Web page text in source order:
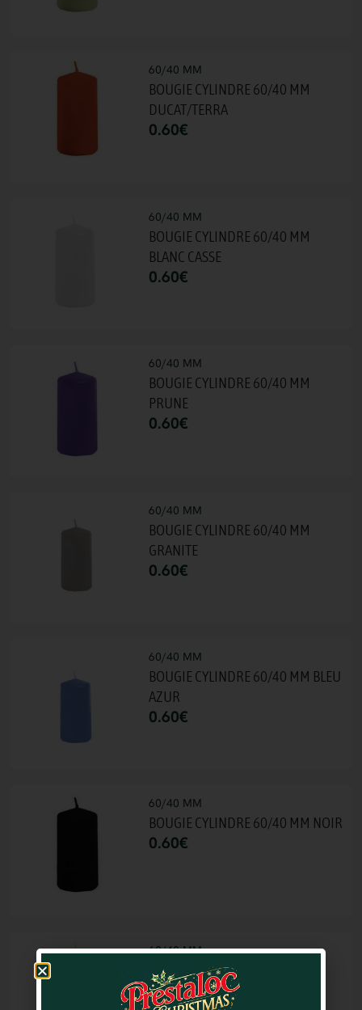
60/40 MM
BOUGIE CYLINDRE 60/40 MM
DUCAT/TERRA
0.60€
60/40 MM
BOUGIE CYLINDRE 60/40 MM
BLANC CASSE
0.60€
60/40 MM
BOUGIE CYLINDRE 60/40 MM
PRUNE
0.60€
60/40 MM
BOUGIE CYLINDRE 60/40 MM
GRANITE
0.60€
60/40 MM
BOUGIE CYLINDRE 60/40 MM BLEU
AZUR
0.60€
60/40 MM
BOUGIE CYLINDRE 60/40 MM NOIR
0.60€
60/40 MM
BOUGIE CYLINDRE 60/40 MM
VANILLE